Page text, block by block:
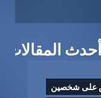
أحدث المقالات
على شخصين